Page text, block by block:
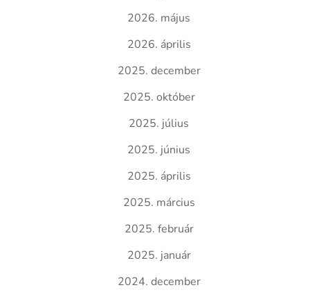
2026. május
2026. április
2025. december
2025. október
2025. július
2025. június
2025. április
2025. március
2025. február
2025. január
2024. december